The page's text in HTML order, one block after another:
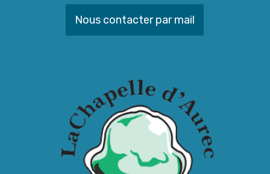
Nous contacter par mail